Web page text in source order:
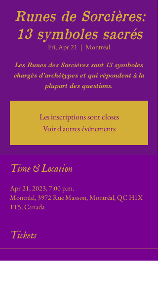
Runes de Sorcières:
13 symboles sacrés
Fri, Apr 21
  |
Montréal
Les Runes des Sorcières sont 13 symboles
chargés d'archétypes et qui répondent à la
plupart des questions.
Les inscriptions sont closes
Voir d'autres événements
Time & Location
Apr 21, 2023, 7:00 p.m.
Montréal, 3972 Rue Masson, Montréal, QC H1X
1T5, Canada
Tickets